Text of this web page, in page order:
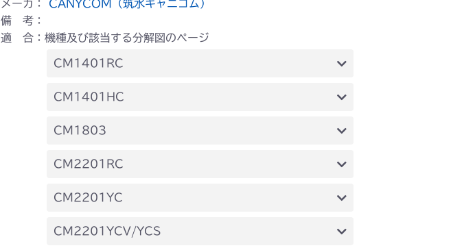
メーカ： CANYCOM（筑水キャニコム）
備 考：
適 合：機種及び該当する分解図のページ
CM1401RC
本体 FIG20 シート
CM1401HC
本体 FIG23 シート
CM1803
本体 FIG32 シート
CM2201RC
本体 FIG33 シート
CM2201YC
本体 FIG24 シート
CM2201YCV/YCS